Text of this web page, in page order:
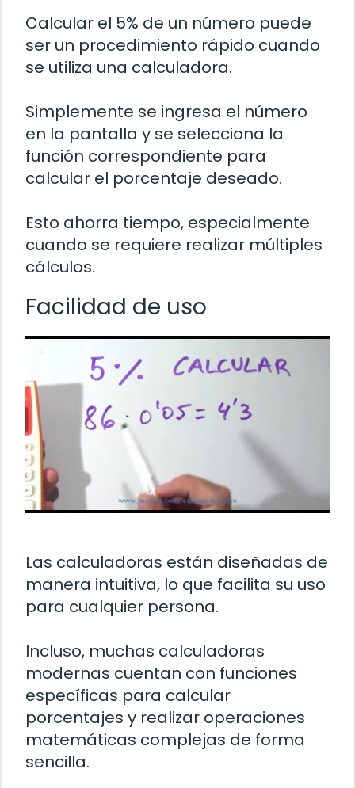
Calcular el 5% de un número puede
ser un procedimiento rápido cuando
se utiliza una calculadora.
Simplemente se ingresa el número
en la pantalla y se selecciona la
función correspondiente para
calcular el porcentaje deseado.
Esto ahorra tiempo, especialmente
cuando se requiere realizar múltiples
cálculos.
Facilidad de uso
Las calculadoras están diseñadas de
manera intuitiva, lo que facilita su uso
para cualquier persona.
Incluso, muchas calculadoras
modernas cuentan con funciones
específicas para calcular
porcentajes y realizar operaciones
matemáticas complejas de forma
sencilla.